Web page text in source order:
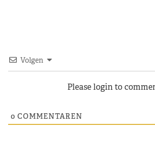
Volgen
Please login to
0 COMMENTAREN